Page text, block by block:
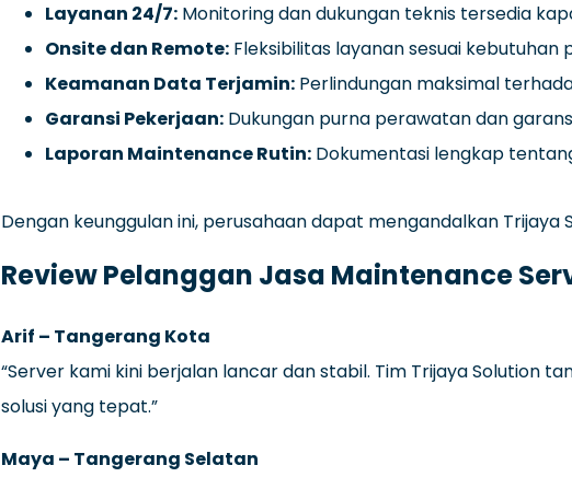
Layanan 24/7:Monitoring dan dukungan teknis tersedia
Onsite dan Remote:Fleksibilitas layanan sesuai kebutuhan
Keamanan Data Terjamin:Perlindungan maksimal
Garansi Pekerjaan:Dukungan purna perawatan dan
Laporan Maintenance Rutin:Dokumentasi lengkap
Dengan keunggulan ini, perusahaan dapat mengandalkan
Review Pelanggan Jasa Maintenance
Arif – Tangerang Kota
“Server kami kini berjalan lancar dan stabil. Tim Trijaya Solution
solusi yang tepat.”
Maya – Tangerang Selatan